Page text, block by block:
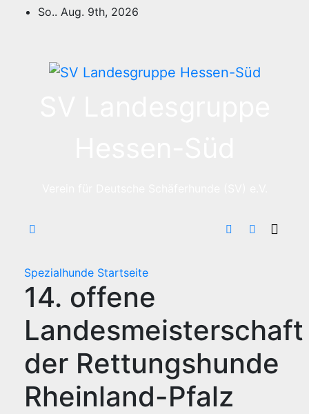
So.. Aug. 9th, 2026
Spezialhunde Startseite
14. offene
Landesmeisterschaft
der Rettungshunde
Rheinland-Pfalz